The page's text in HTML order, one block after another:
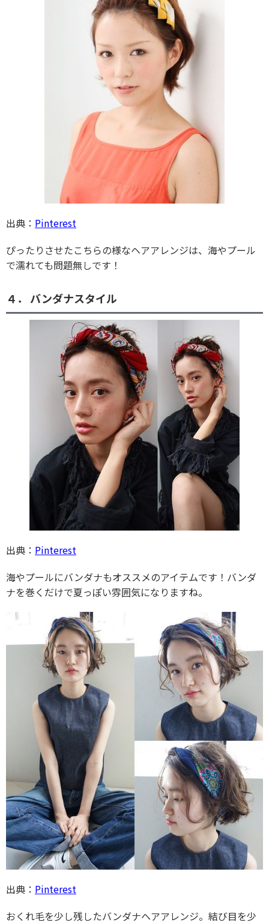
出典： Pinterest
ぴったりさせたこちらの様なヘアアレンジは、海やプール
で濡れても問題無しです！
４． バンダナスタイル
出典： Pinterest
海やプールにバンダナもオススメのアイテムです！バンダ
ナを巻くだけで夏っぽい雰囲気になりますね。
出典： Pinterest
おくれ毛を少し残したバンダナヘアアレンジ。結び目を少